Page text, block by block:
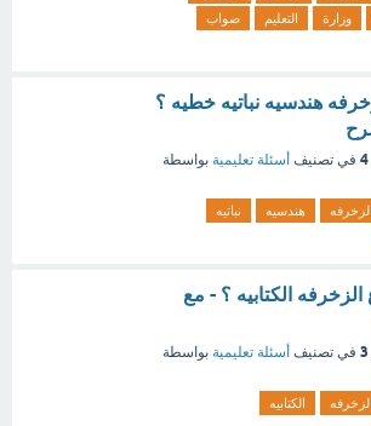
وزارة التعليم
صواب
هندسيه نباتيه خطيه ؟
في تصنيف أسئلة تعليمية بواسطة
الزخرفه هندسيه
نباتيه
الزخرفه الكتابيه ؟ - مع
في تصنيف أسئلة تعليمية بواسطة
الزخرفه الكتابيه